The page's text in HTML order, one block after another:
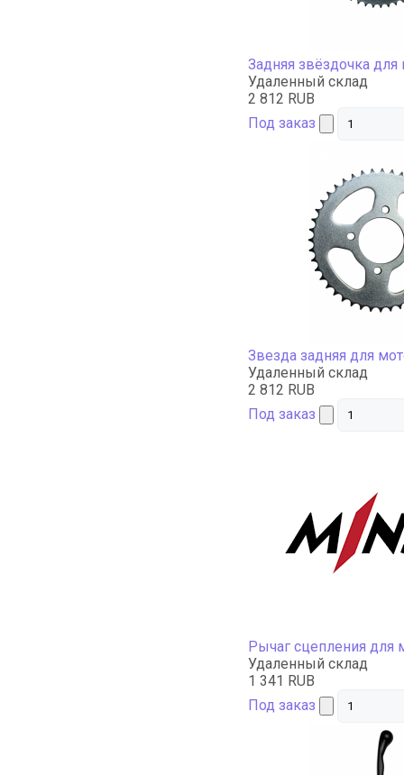
Задняя звёздочка
Удаленный склад
2 812 RUB
Под заказ
Звезда задняя для
Удаленный склад
2 812 RUB
Под заказ
Рычаг сцепления для
Удаленный склад
1 341 RUB
Под заказ